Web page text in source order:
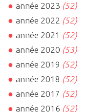
année 2023 (52)
année 2022 (52)
année 2021 (52)
année 2020 (53)
année 2019 (52)
année 2018 (52)
année 2017 (52)
année 2016 (52)